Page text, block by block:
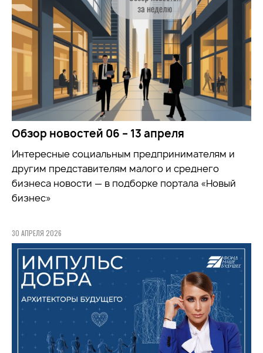
Обзор новостей 06 – 13 апреля
Интересные социальным предпринимателям и
другим представителям малого и среднего
бизнеса новости — в подборке портала «Новый
бизнес»
30 АПРЕЛЯ 2026